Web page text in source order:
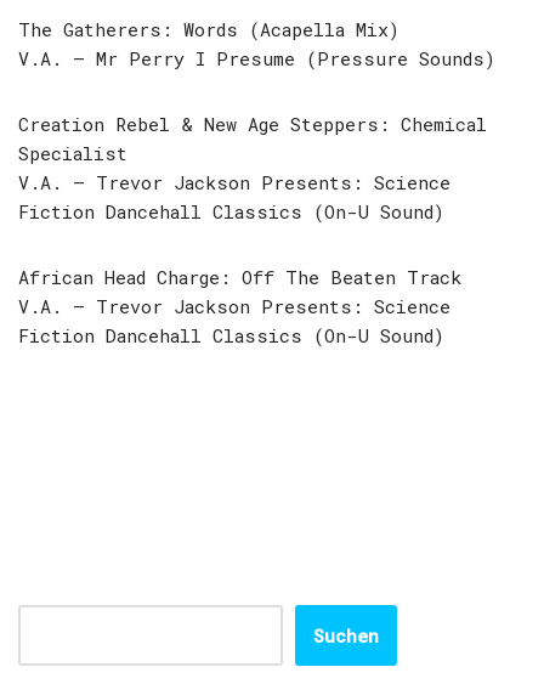
The Gatherers: Words (Acapella Mix)
V.A. – Mr Perry I Presume (Pressure Sounds)
Creation Rebel & New Age Steppers: Chemical
Specialist
V.A. – Trevor Jackson Presents: Science
Fiction Dancehall Classics (On-U Sound)
African Head Charge: Off The Beaten Track
V.A. – Trevor Jackson Presents: Science
Fiction Dancehall Classics (On-U Sound)
Suchen